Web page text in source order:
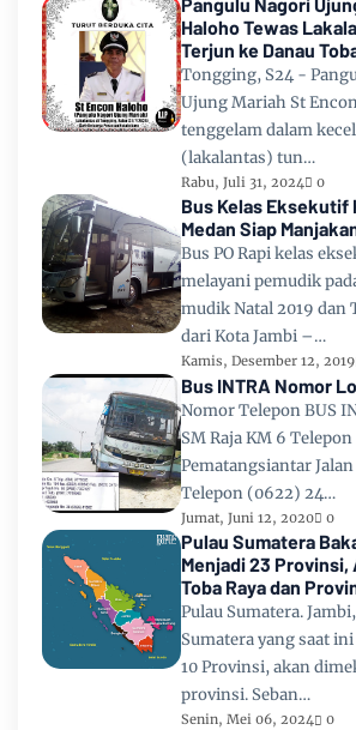
Haloho Tewas
Terjun ke Danau
Tongging, S24 -
Ujung Mariah St
tenggelam dalam
(lakalantas) tun…
Rabu, Juli 31, 2024 0
Bus Kelas Eksekutif
Medan Siap
Bus PO Rapi kelas
melayani pemudik
mudik Natal 2019 dan
dari Kota Jambi –…
Kamis, Desember 12, 2019
Bus INTRA Nomor
Nomor Telepon BUS
SM Raja KM 6
Pematangsiantar Jalan
Telepon (0622) 24…
Jumat, Juni 12, 2020 0
Pulau Sumatera
Menjadi 23 Provinsi,
Toba Raya dan
Pulau Sumatera.
Sumatera yang saat
10 Provinsi, akan
provinsi. Seban…
Senin, Mei 06, 2024 0